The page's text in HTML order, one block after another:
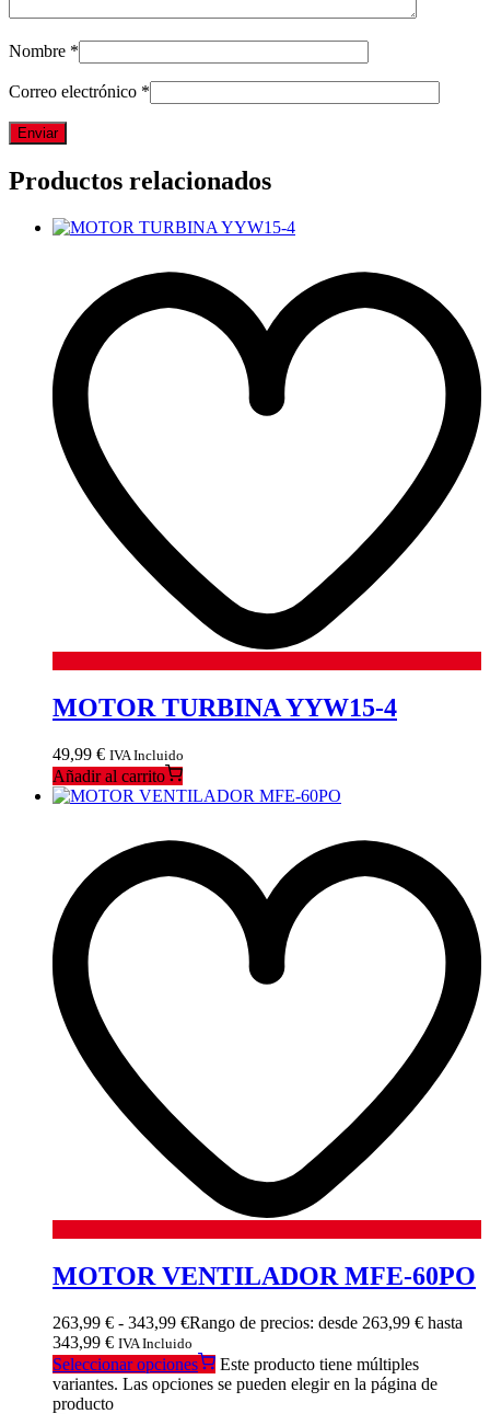
Nombre *
Correo electrónico *
Productos relacionados
MOTOR TURBINA YYW15-4
49,99 € IVA Incluido
Añadir al carrito
MOTOR VENTILADOR MFE-60PO
263,99 € - 343,99 €Rango de precios: desde 263,99 € hasta
343,99 € IVA Incluido
Seleccionar opciones
Este producto tiene múltiples
variantes. Las opciones se pueden elegir en la página de
producto